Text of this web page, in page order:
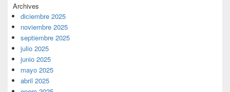
Archives
diciembre 2025
noviembre 2025
septiembre 2025
julio 2025
junio 2025
mayo 2025
abril 2025